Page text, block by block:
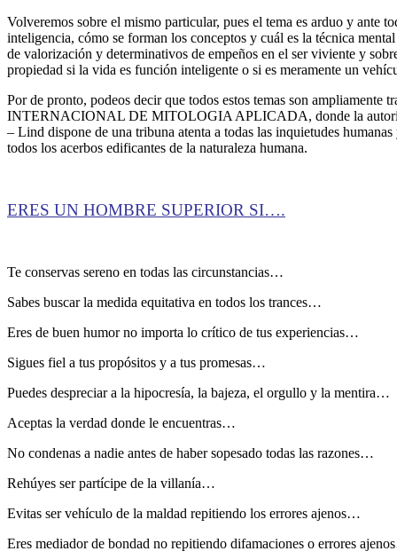
Volveremos sobre el mismo particular, pues el tema es arduo y ante
inteligencia, cómo se forman los conceptos y cuál es la técnica
de valorización y determinativos de empeños en el ser viviente y
propiedad si la vida es función inteligente o si es meramente un
Por de pronto, podeos decir que todos estos temas son ampliamente
INTERNACIONAL DE MITOLOGIA APLICADA, donde la
– Lind dispone de una tribuna atenta a todas las inquietudes
todos los acerbos edificantes de la naturaleza humana.
ERES UN HOMBRE SUPERIOR SI….
Te conservas sereno en todas las circunstancias…
Sabes buscar la medida equitativa en todos los trances…
Eres de buen humor no importa lo crítico de tus experiencias…
Sigues fiel a tus propósitos y a tus promesas…
Puedes despreciar a la hipocresía, la bajeza, el orgullo y la mentira…
Aceptas la verdad donde le encuentras…
No condenas a nadie antes de haber sopesado todas las razones…
Rehúyes ser partícipe de la villanía…
Evitas ser vehículo de la maldad repitiendo los errores ajenos…
Eres mediador de bondad no repitiendo difamaciones o errores